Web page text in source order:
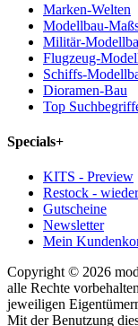
Marken-Welten
Modellbau-
Militär-
Flugzeug-
Schiffs-
Dioramen-Bau
Top
Specials+
KITS - Preview
Restock -
Gutscheine
Newsletter
Mein
Copyright © 2026
alle Rechte
jeweiligen
Mit der Benutzung